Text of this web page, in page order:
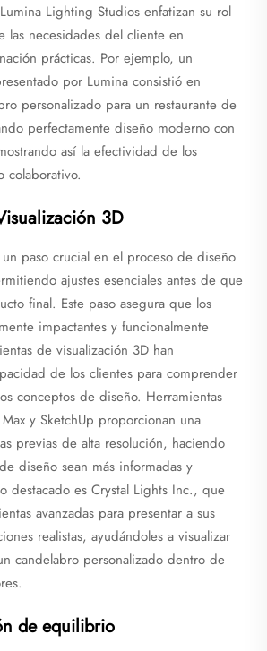
Lighting Studios enfatizan su rol
las necesidades del cliente en
prácticas. Por ejemplo, un
por Lumina consistió en
personalizado para un restaurante de
perfectamente diseño moderno con
así la efectividad de los
colaborativo.
3D
paso crucial en el proceso de diseño
ajustes esenciales antes de que
final. Este paso asegura que los
impactantes y funcionalmente
de visualización 3D han
de los clientes para comprender
conceptos de diseño. Herramientas
y SketchUp proporcionan una
previas de alta resolución, haciendo
diseño sean más informadas y
destacado es Crystal Lights Inc., que
avanzadas para presentar a sus
realistas, ayudándoles a visualizar
candelabro personalizado dentro de
de equilibrio